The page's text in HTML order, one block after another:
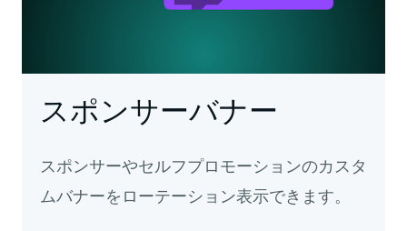
スポンサーバナー
スポンサーやセルフプロモーションのカスタ
ムバナーをローテーション表示できます。